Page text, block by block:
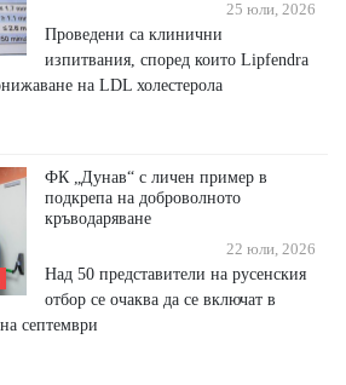
25 юли, 2026
Проведени са клинични
изпитвания, според които Lipfendra
на LDL холестерола
ФК „Дунав“ с личен пример в
подкрепа на доброволното
кръводаряване
22 юли, 2026
Над 50 представители на русенския
отбор се очаква да се включат в
септември